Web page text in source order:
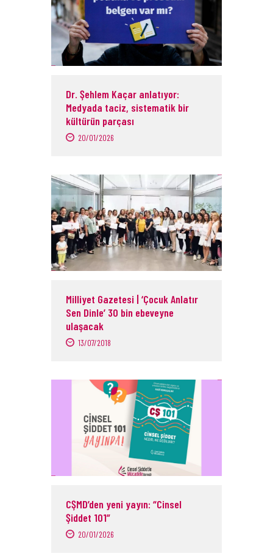
Dr. Şehlem Kaçar anlatıyor:
Medyada taciz, sistematik bir
kültürün parçası
20/01/2026
Milliyet Gazetesi | ‘Çocuk Anlatır
Sen Dinle’ 30 bin ebeveyne
ulaşacak
13/07/2018
CŞMD’den yeni yayın: “Cinsel
Şiddet 101”
20/01/2026